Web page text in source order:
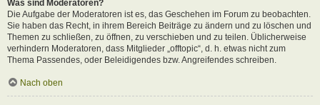
Was sind Moderatoren?
Die Aufgabe der Moderatoren ist es, das Geschehen im Forum zu beobachten.
Sie haben das Recht, in ihrem Bereich Beiträge zu ändern und zu löschen und
Themen zu schließen, zu öffnen, zu verschieben und zu teilen. Üblicherweise
verhindern Moderatoren, dass Mitglieder „offtopic“, d. h. etwas nicht zum
Thema Passendes, oder Beleidigendes bzw. Angreifendes schreiben.
Nach oben